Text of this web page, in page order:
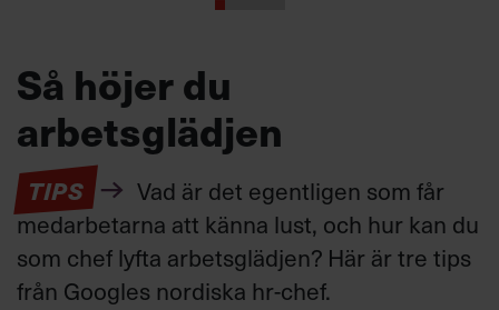
Så höjer du
arbetsglädjen
TIPS
Vad är det egentligen som får
medarbetarna att känna lust, och hur kan du
som chef lyfta arbetsglädjen? Här är tre tips
från Googles nordiska hr-chef.